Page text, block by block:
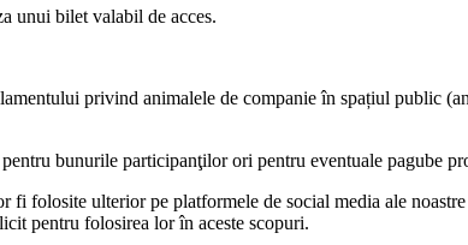
unui bilet valabil de acces.
privind animalele de companie în spațiul public
bunurile participanţilor ori pentru eventuale pagube
folosite ulterior pe platformele de social media ale
pentru folosirea lor în aceste scopuri.